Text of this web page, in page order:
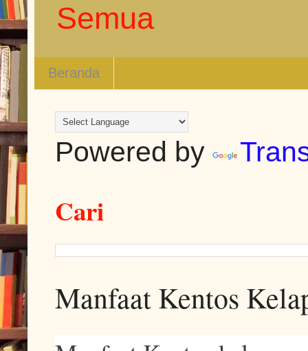
Semua
Beranda
Powered by
Cari
Manfaat Kentos